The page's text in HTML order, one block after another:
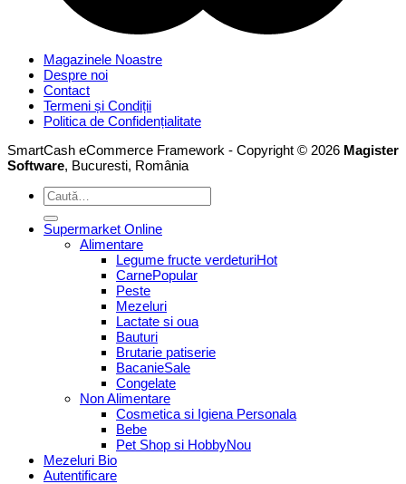
Magazinele Noastre
Despre noi
Contact
Termeni și Condiții
Politica de Confidențialitate
SmartCash eCommerce Framework - Copyright © 2026 Magister
Software, Bucuresti, România
Caută
după:
Supermarket Online
Alimentare
Legume fructe verdeturi
Carne
Peste
Mezeluri
Lactate si oua
Bauturi
Brutarie patiserie
Bacanie
Congelate
Non Alimentare
Cosmetica si Igiena Personala
Bebe
Pet Shop si Hobby
Mezeluri Bio
Autentificare